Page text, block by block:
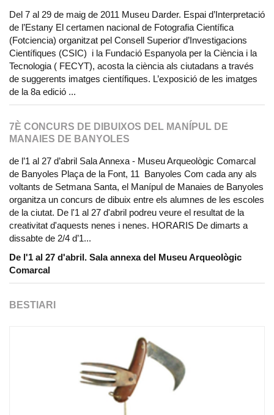
Del 7 al 29 de maig de 2011 Museu Darder. Espai d’Interpretació
de l’Estany El certamen nacional de Fotografia Científica
(Fotciencia) organitzat pel Consell Superior d’Investigacions
Científiques (CSIC) i la Fundació Espanyola per la Ciència i la
Tecnologia ( FECYT), acosta la ciència als ciutadans a través
de suggerents imatges científiques. L’exposició de les imatges
de la 8a edició ...
7È CONCURS DE DIBUIXOS DEL MANÍPUL DE
MANAIES DE BANYOLES
de l’1 al 27 d’abril Sala Annexa - Museu Arqueològic Comarcal
de Banyoles Plaça de la Font, 11 Banyoles Com cada any als
voltants de Setmana Santa, el Manípul de Manaies de Banyoles
organitza un concurs de dibuix entre els alumnes de les escoles
de la ciutat. De l'1 al 27 d'abril podreu veure el resultat de la
creativitat d'aquests nenes i nenes. HORARIS De dimarts a
dissabte de 2/4 d’1...
De l'1 al 27 d'abril. Sala annexa del Museu Arqueològic
Comarcal
BESTIARI